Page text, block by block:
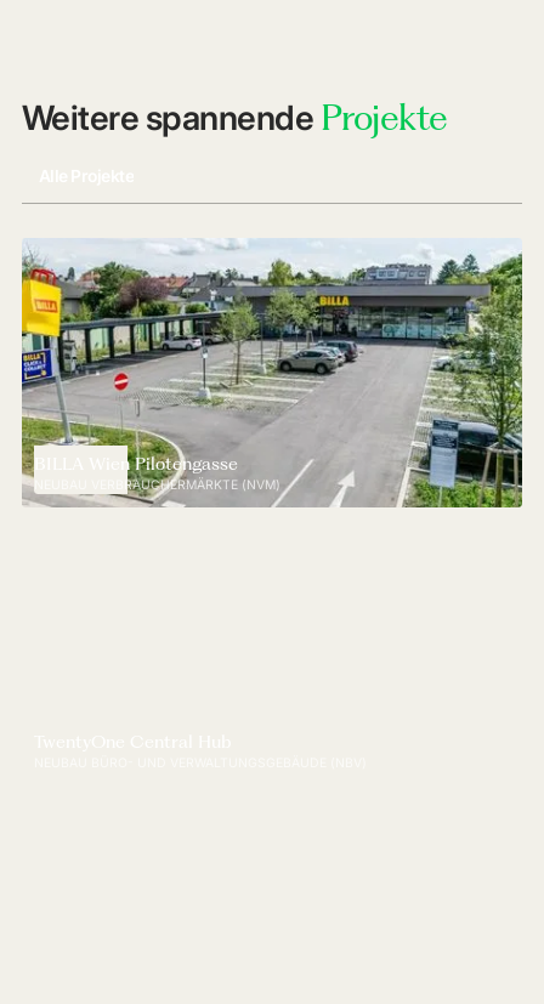
Weitere spannende Projekte
BILLA Wien Pilotengasse
NEUBAU VERBRAUCHERMÄRKTE (NVM)